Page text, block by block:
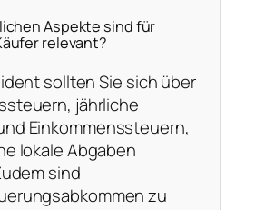
Aspekte sind für
relevant?
sollten Sie sich über
jährliche
Einkommenssteuern,
lokale Abgaben
sind
zu